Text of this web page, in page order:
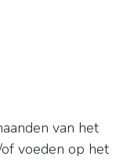
van het
voeden op het